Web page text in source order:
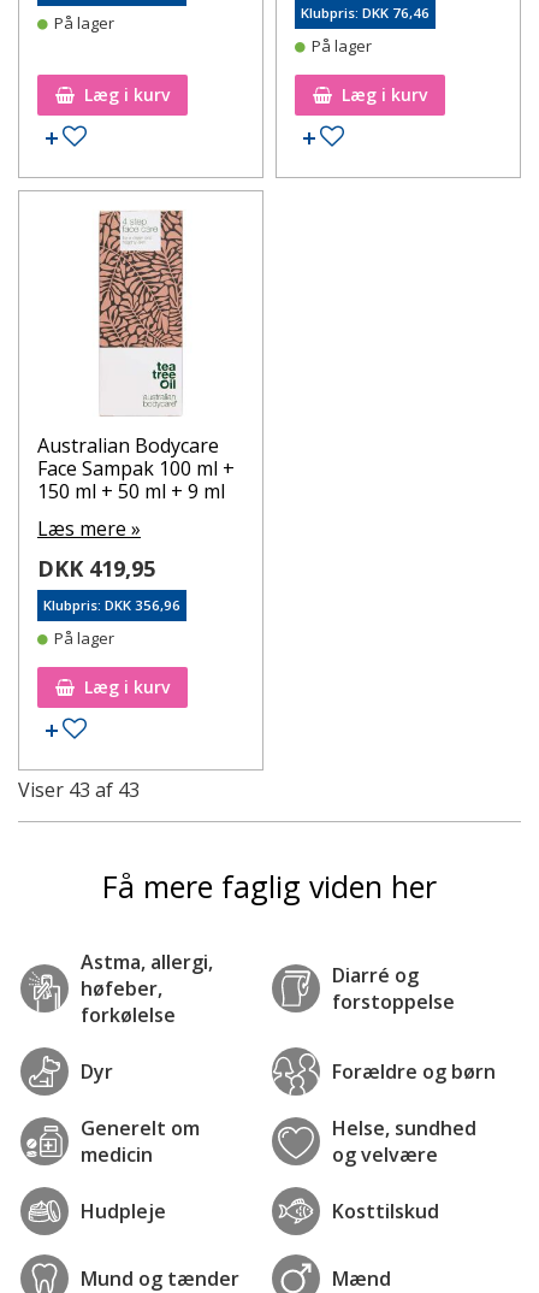
På lager
Læg i kurv
Tilføj til ønskeseddel
Klubpris: DKK 76,46
På lager
Læg i kurv
Tilføj til ønskeseddel
Australian Bodycare
Face Sampak 100 ml +
150 ml + 50 ml + 9 ml
Læs mere »
DKK 419,95
Klubpris: DKK 356,96
På lager
Læg i kurv
Tilføj til ønskeseddel
Viser 43 af 43
Få mere faglig viden her
Astma, allergi,
høfeber,
forkølelse
Diarré og
forstoppelse
Dyr Forældre og børn
Generelt om
medicin
Helse, sundhed
og velvære
Hudpleje Kosttilskud
Mund og tænder Mænd